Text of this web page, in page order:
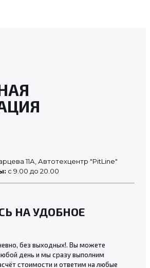
11А, Автотехцентр "PitLine"
с 9.00 до 20.00
НА УДОБНОЕ
без выходных!. Вы можете
день и мы сразу выполним
стоимости и ответим на любые